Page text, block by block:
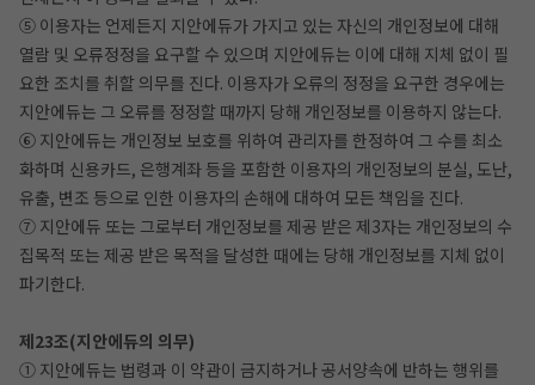
⑤ 이용자는 언제든지 지안에듀가 가지고 있는 자신의 개인정보에 대해
열람 및 오류정정을 요구할 수 있으며 지안에듀는 이에 대해 지체 없이 필
요한 조치를 취할 의무를 진다. 이용자가 오류의 정정을 요구한 경우에는
지안에듀는 그 오류를 정정할 때까지 당해 개인정보를 이용하지 않는다.
⑥ 지안에듀는 개인정보 보호를 위하여 관리자를 한정하여 그 수를 최소
화하며 신용카드, 은행계좌 등을 포함한 이용자의 개인정보의 분실, 도난,
유출, 변조 등으로 인한 이용자의 손해에 대하여 모든 책임을 진다.
⑦ 지안에듀 또는 그로부터 개인정보를 제공 받은 제3자는 개인정보의 수
집목적 또는 제공 받은 목적을 달성한 때에는 당해 개인정보를 지체 없이
파기한다.
제23조(지안에듀의 의무)
① 지안에듀는 법령과 이 약관이 금지하거나 공서양속에 반하는 행위를